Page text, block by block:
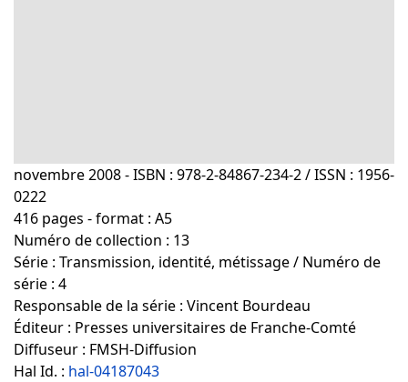
novembre 2008 - ISBN : 978-2-84867-234-2 / ISSN : 1956-
0222
416 pages - format : A5
Numéro de collection : 13
Série : Transmission, identité, métissage / Numéro de
série : 4
Responsable de la série : Vincent Bourdeau
Éditeur : Presses universitaires de Franche-Comté
Diffuseur : FMSH-Diffusion
Hal Id. : hal-04187043